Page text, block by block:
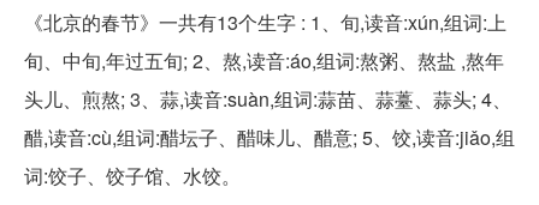
《北京的春节》一共有13个生字 : 1、旬,读音:xún,组词:上
旬、中旬,年过五旬; 2、熬,读音:áo,组词:熬粥、熬盐 ,熬年
头儿、煎熬; 3、蒜,读音:suàn,组词:蒜苗、蒜薹、蒜头; 4、
醋,读音:cù,组词:醋坛子、醋味儿、醋意; 5、饺,读音:jiǎo,组
词:饺子、饺子馆、水饺。